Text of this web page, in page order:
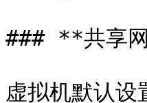
### **共享
虚拟机默认